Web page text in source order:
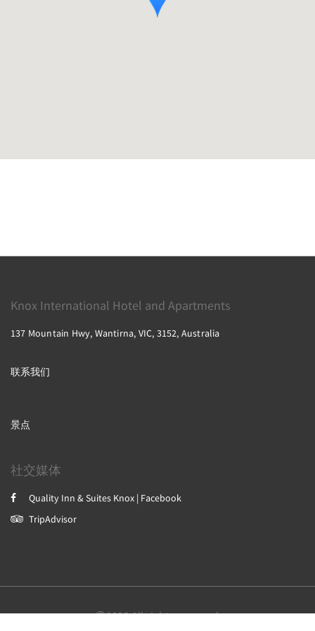
Knox International Hotel and Apartments
137 Mountain Hwy, Wantirna, VIC, 3152, Australia
联系我们
景点
社交媒体
Quality Inn & Suites Knox | Facebook
TripAdvisor
2026All rights reserved